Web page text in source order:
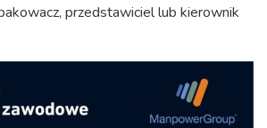
przedstawiciel lub kierownik